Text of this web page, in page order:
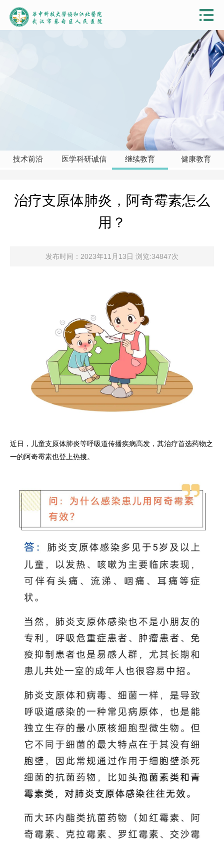
技术前沿 医学科研诚信 继续教育 健康教育
治疗支原体肺炎，阿奇霉素怎么
用？
发布时间：2023年11月13日 浏览:34847次
近日，儿童支原体肺炎等呼吸道传播疾病高发，其治疗首选药物之
一的阿奇霉素也登上热搜。